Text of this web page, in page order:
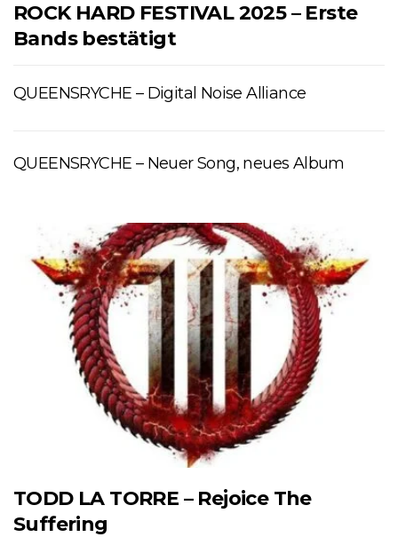
ROCK HARD FESTIVAL 2025 – Erste
Bands bestätigt
QUEENSRYCHE – Digital Noise Alliance
QUEENSRYCHE – Neuer Song, neues Album
TODD LA TORRE – Rejoice The
Suffering